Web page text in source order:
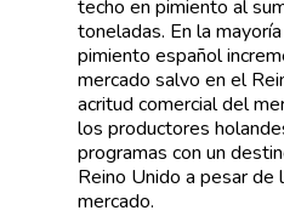
techo en pimiento al
toneladas. En la
pimiento español
mercado salvo en el
acritud comercial del
los productores
programas con un
Reino Unido a pesar de
mercado.